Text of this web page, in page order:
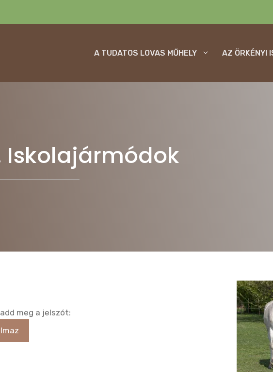
A TUDATOS LOVAS MŰHELY AZ ÖRKÉNYI
Iskolajármódok
meg a jelszót: